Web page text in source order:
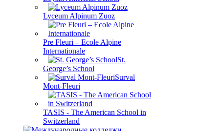
Lyceum Alpinum Zuoz
Pre Fleuri – Ecole Alpine
Internationale
St.
George’s School
Surval
Mont-Fleuri
TASIS - The American School in
Switzerland